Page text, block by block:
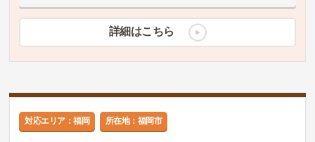
詳細はこちら
対応エリア：福岡 所在地：福岡市